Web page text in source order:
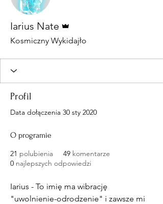
Iarius Nate
Kosmiczny Wykidajło
Profil
Data dołączenia 30 sty 2020
O programie
21 polubienia 49 komentarze
0 najlepszych odpowiedzi
Iarius - To imię ma wibrację
"uwolnienie-odrodzenie" i zawsze mi